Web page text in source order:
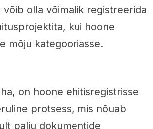
võib olla võimalik registreerida
kui hoone
mõju kategooriasse.
on hoone ehitisregistrisse
protsess, mis nõuab
palju dokumentide